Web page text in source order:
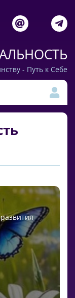
- Путь к Себе